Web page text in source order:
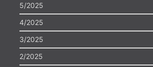
5/2025
4/2025
3/2025
2/2025